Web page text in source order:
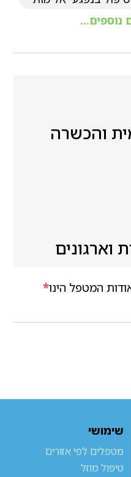
נוספים...
והכשרה
וארגונים
*המטפל הינו
שימושי
מטפלים לפי אזורים
טיפול מוזל